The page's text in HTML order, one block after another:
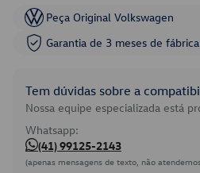
Peça Original Volkswagen
Garantia de 3 meses de fábrica
Tem dúvidas sobre a
Nossa equipe especializada está
Whatsapp:
(41) 99125-2143
(apenas mensagens de texto, não